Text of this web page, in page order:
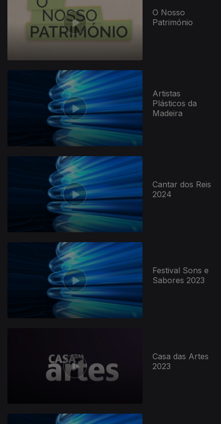
O Nosso
Património
Artistas
Plásticos da
Madeira
Cantar dos Reis
2024
Festival Sons e
Sabores 2023
Casa das Artes
2023